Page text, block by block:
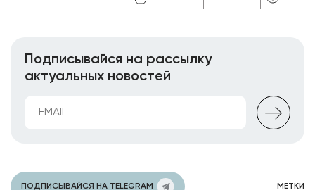
Подписывайся на рассылку
актуальных новостей
ПОДПИСЫВАЙСЯ НА TELEGRAM МЕТКИ